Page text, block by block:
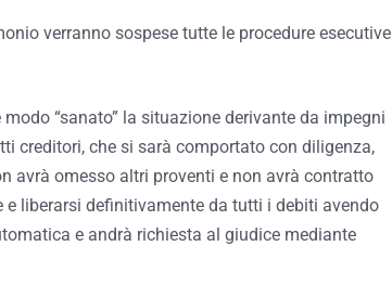
verranno sospese tutte le procedure esecutive
“sanato” la situazione derivante da impegni
creditori, che si sarà comportato con diligenza,
avrà omesso altri proventi e non avrà contratto
e liberarsi definitivamente da tutti i debiti avendo
e andrà richiesta al giudice mediante